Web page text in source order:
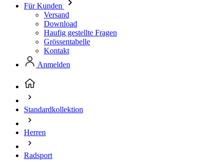
Für Kunden
Versand
Download
Haufig gestellte Fragen
Grössentabelle
Kontakt
Anmelden
Standardkollektion
Herren
Radsport